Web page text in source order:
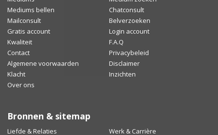
Mediums bellen
Chatconsult
Mailconsult
Belverzoeken
Gratis account
Login account
Kwaliteit
F.A.Q
Contact
Privacybeleid
Algemene voorwaarden
Disclaimer
Klacht
Inzichten
Over ons
Bronnen & sitemap
Liefde & Relaties Werk & Carrière